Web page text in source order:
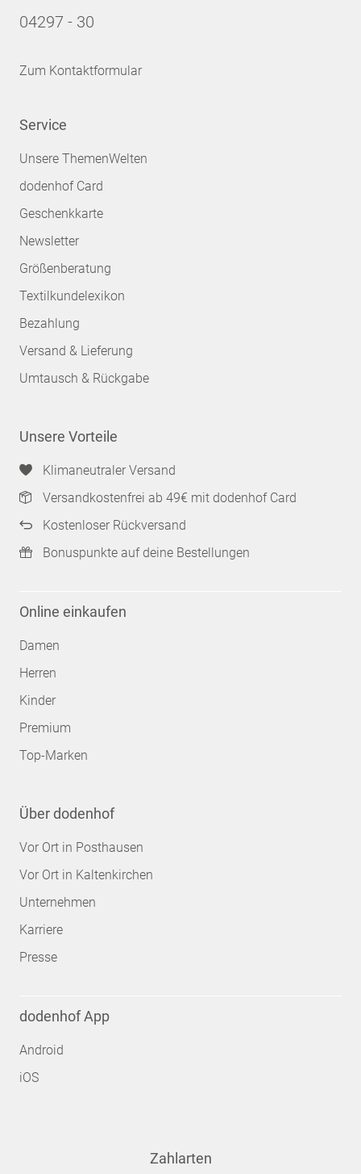
04297 - 30
Zum Kontaktformular
Service
Unsere ThemenWelten
dodenhof Card
Geschenkkarte
Newsletter
Größenberatung
Textilkundelexikon
Bezahlung
Versand & Lieferung
Umtausch & Rückgabe
Unsere Vorteile
Klimaneutraler Versand
Versandkostenfrei ab 49€ mit dodenhof Card
Kostenloser Rückversand
Bonuspunkte auf deine Bestellungen
Online einkaufen
Damen
Herren
Kinder
Premium
Top-Marken
Über dodenhof
Vor Ort in Posthausen
Vor Ort in Kaltenkirchen
Unternehmen
Karriere
Presse
dodenhof App
Android
iOS
Zahlarten